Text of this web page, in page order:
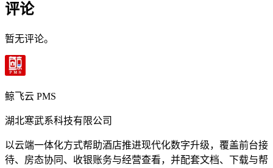
评论
暂无评论。
鲸飞云 PMS
湖北寒武系科技有限公司
以云端一体化方式帮助酒店推进现代化数字升级，覆盖前台接
待、房态协同、收银账务与经营查看，并配套文档、下载与帮